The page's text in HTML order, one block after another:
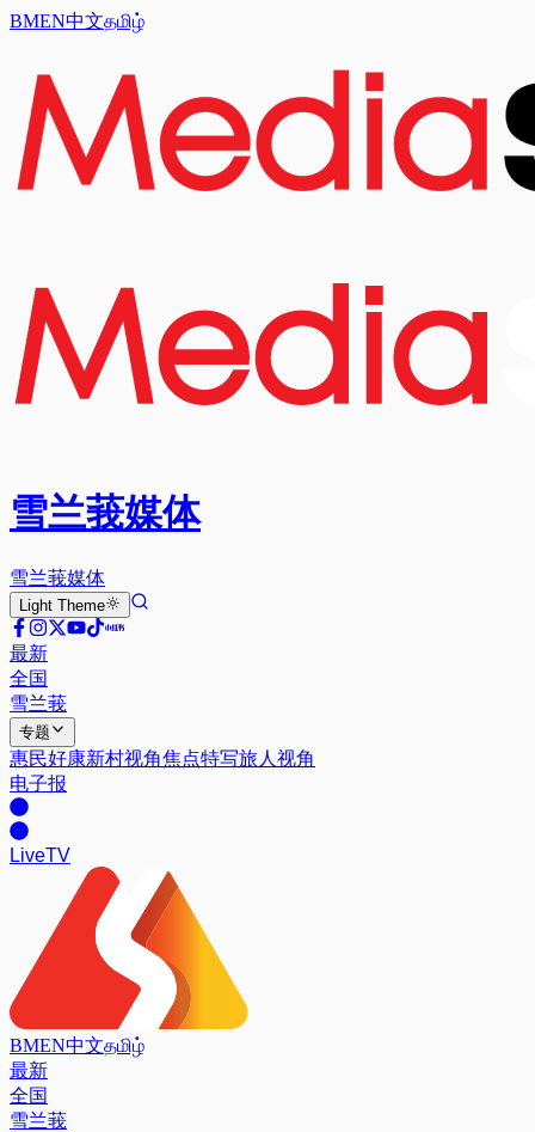
BMEN中文தமிழ்
雪兰莪媒体
雪兰莪媒体
Light Theme
最新
全国
雪兰莪
专题
惠民好康新村视角焦点特写旅人视角
电子报
LiveTV
BMEN中文தமிழ்
最新
全国
雪兰莪